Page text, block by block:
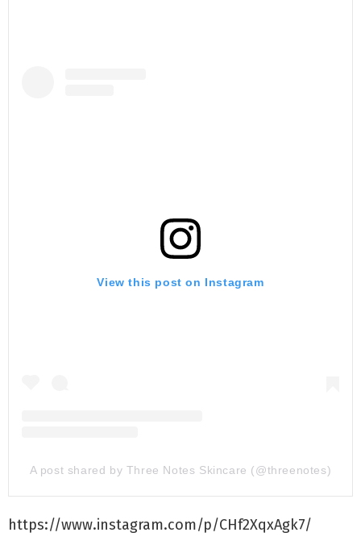
View this post on Instagram
A post shared by Three Notes Skincare (@threenotes)
https://www.instagram.com/p/CHf2XqxAgk7/